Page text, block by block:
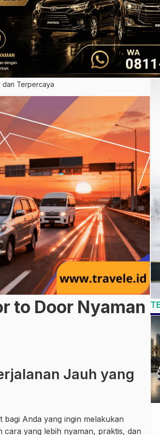
dan Terpercaya
to Door Nyaman
Jauh yang
Anda yang ingin melakukan
cara yang lebih nyaman, praktis, dan